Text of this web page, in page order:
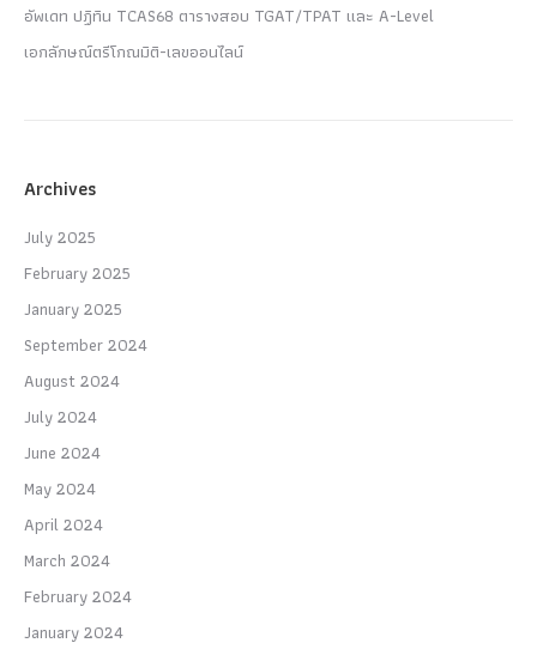
อัพเดท ปฏิทิน TCAS68 ตารางสอบ TGAT/TPAT และ A-Level
เอกลักษณ์ตรีโกณมิติ-เลขออนไลน์
Archives
July 2025
February 2025
January 2025
September 2024
August 2024
July 2024
June 2024
May 2024
April 2024
March 2024
February 2024
January 2024